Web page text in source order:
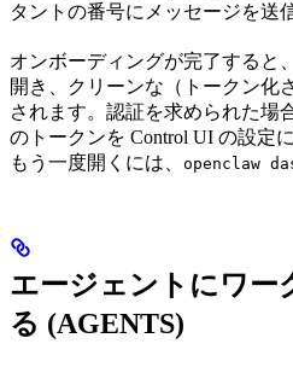
タントの番号にメッセージを送
オンボーディングが完了すると
開き、クリーンな（トークン化
されます。認証を求められた場
のトークンを Control UI の設定
もう一度開くには、 openclaw
エージェントにワー
る (AGENTS)